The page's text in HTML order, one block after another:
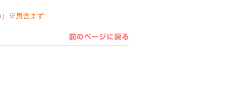
）※房含まず